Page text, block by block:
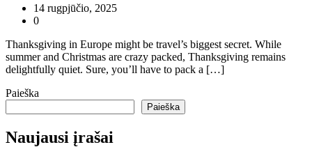
14 rugpjūčio, 2025
0
Thanksgiving in Europe might be travel’s biggest secret. While
summer and Christmas are crazy packed, Thanksgiving remains
delightfully quiet. Sure, you’ll have to pack a […]
Paieška
Paieška
Naujausi įrašai